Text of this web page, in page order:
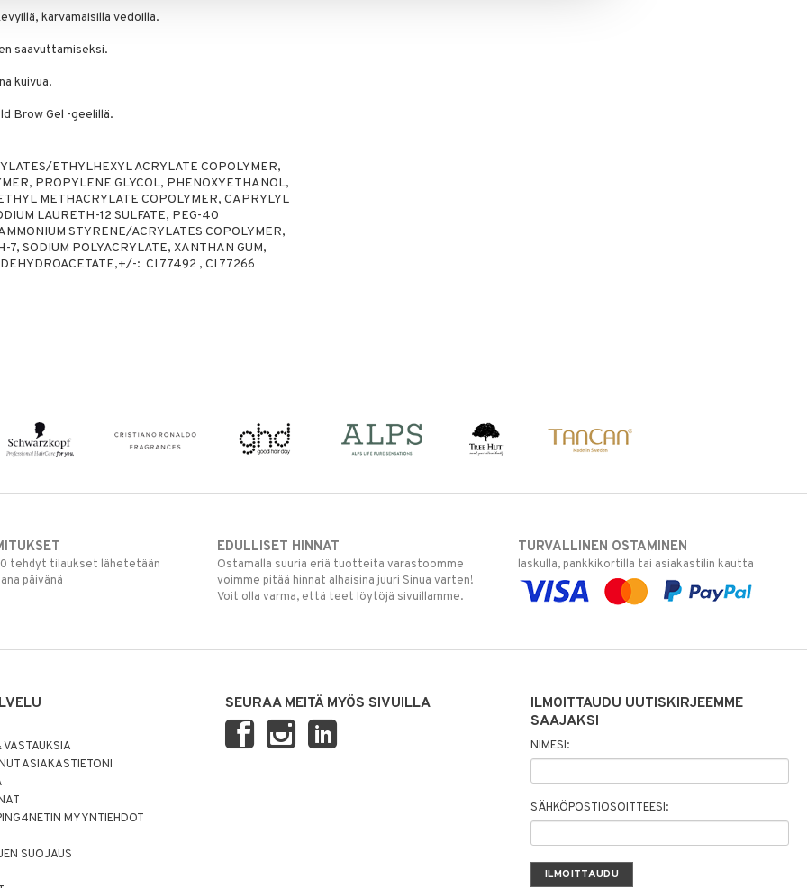
karvamaisilla vedoilla.
saavuttamiseksi.
kuivua.
Brow Gel -geelillä.
ETHYLHEXYL ACRYLATE COPOLYMER,
PROPYLENE GLYCOL, PHENOXYETHANOL,
METHACRYLATE COPOLYMER, CAPRYLYL
LAURETH-12 SULFATE, PEG-40
STYRENE/ACRYLATES COPOLYMER,
SODIUM POLYACRYLATE, XANTHAN GUM,
: CI 77492 , CI 77266
tehdyt tilaukset lähetetään
päivänä
EDULLISET HINNAT
Ostamalla suuria eriä tuotteita varastoomme
voimme pitää hinnat alhaisina juuri Sinua varten!
Voit olla varma, että teet löytöjä sivuillamme.
TURVALLINEN OSTAMINEN
laskulla, pankkikortilla tai asiakastilin kautta
ASIAKASTIETONI
MYYNTIEHDOT
SUOJAUS
SEURAA MEITÄ MYÖS SIVUILLA
ILMOITTAUDU UUTISKIRJEEMME
SAAJAKSI
NIMESI:
SÄHKÖPOSTIOSOITTEESI: